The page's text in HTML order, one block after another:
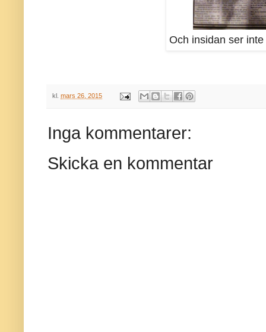
Och insidan ser
kl. mars 26, 2015
Inga kommentarer:
Skicka en kommentar